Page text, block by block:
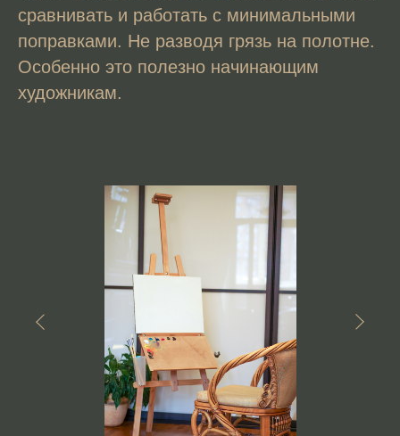
сравнивать и работать с минимальными
поправками. Не разводя грязь на полотне.
Особенно это полезно начинающим
художникам.